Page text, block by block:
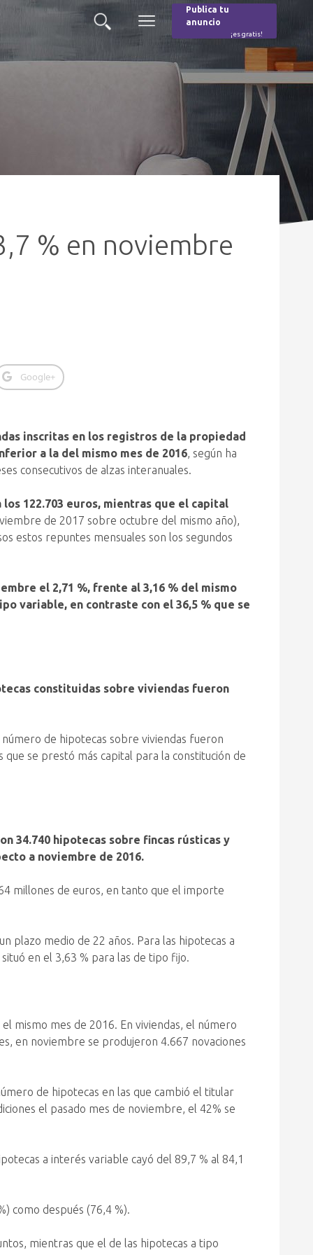
Buscar
Menú
Publica tu
anuncio
¡es gratis!
% en noviembre
Google+
inscritas en los registros de la propiedad
a la del mismo mes de 2016, según ha
consecutivos de alzas interanuales.
122.703 euros, mientras que el capital
de 2017 sobre octubre del mismo año),
estos repuntes mensuales son los segundos
el 2,71 %, frente al 3,16 % del mismo
variable, en contraste con el 36,5 % que se
constituidas sobre viviendas fueron
de hipotecas sobre viviendas fueron
que se prestó más capital para la constitución de
34.740 hipotecas sobre fincas rústicas y
a noviembre de 2016.
millones de euros, en tanto que el importe
plazo medio de 22 años. Para las hipotecas a
en el 3,63 % para las de tipo fijo.
mismo mes de 2016. En viviendas, el número
en noviembre se produjeron 4.667 novaciones
de hipotecas en las que cambió el titular
el pasado mes de noviembre, el 42% se
a interés variable cayó del 89,7 % al 84,1
como después (76,4 %).
mientras que el de las hipotecas a tipo